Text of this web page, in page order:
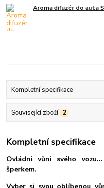
Aroma difuzér do auta
Kompletní specifikace
Související zboží 2
Kompletní specifikace
Ovládni vůni svého
šperkem.